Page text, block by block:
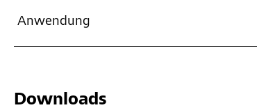
Anwendung
Downloads